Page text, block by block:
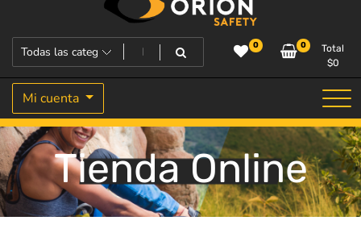
Orion Safety
Equipos de proteccion personal 0 0
Total
$0
Mi cuenta
Tienda Online